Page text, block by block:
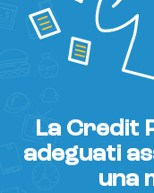
La Credit
adeguati
una